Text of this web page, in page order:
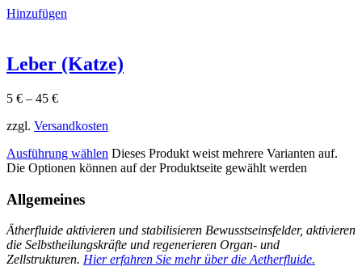
Hinzufügen
Leber (Katze)
5 € – 45 €
zzgl. Versandkosten
Ausführung wählen Dieses Produkt weist mehrere Varianten auf.
Die Optionen können auf der Produktseite gewählt werden
Allgemeines
Ätherfluide aktivieren und stabilisieren Bewusstseinsfelder, aktivieren
die Selbstheilungskräfte und regenerieren Organ- und
Zellstrukturen. Hier erfahren Sie mehr über die Aetherfluide.